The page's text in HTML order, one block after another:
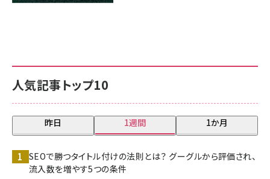
人気記事トップ10
昨日 1週間 1か月
SEOで勝つタイトル付けの法則とは？ グーグルから評価され、
流入数を増やす5つの条件